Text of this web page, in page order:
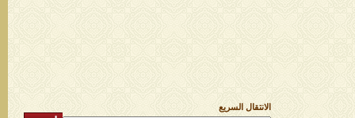
الانتقال السريع